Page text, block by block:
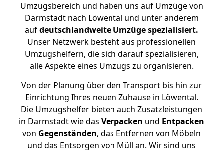
Umzugsbereich und haben uns auf Umzüge von
Darmstadt nach Löwental und unter anderem
aufdeutschlandweite Umzüge spezialisiert.
Unser Netzwerk besteht aus professionellen
Umzugshelfern, die sich darauf spezialisieren,
alle Aspekte eines Umzugs zu organisieren.
Von der Planung über den Transport bis hin zur
Einrichtung Ihres neuen Zuhause in Löwental.
Die Umzugshelfer bieten auch Zusatzleistungen
in Darmstadt wie das Verpacken und Entpacken
von Gegenständen, das Entfernen von Möbeln
und das Entsorgen von Müll an. Wir sind uns